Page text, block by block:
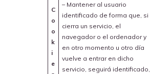
C
o
o
k
i
e
– Mantener al usuario
identificado de forma que, si
cierra un servicio, el
navegador o el ordenador y
en otro momento u otro día
vuelve a entrar en dicho
servicio, seguirá identificado,